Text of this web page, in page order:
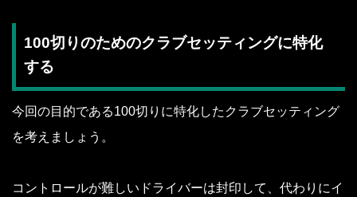
100切りのためのクラブセッティングに特化
する
今回の目的である100切りに特化したクラブセッティング
を考えましょう。
コントロールが難しいドライバーは封印して、代わりにイ